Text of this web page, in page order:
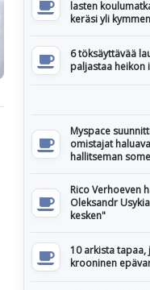
lasten
keräsi yli
6 töksäyttävää
paljastaa heikon
Myspace
omistajat
hallitseman
Rico Verhoeven
Oleksandr
kesken"
10 arkista tapaa,
krooninen